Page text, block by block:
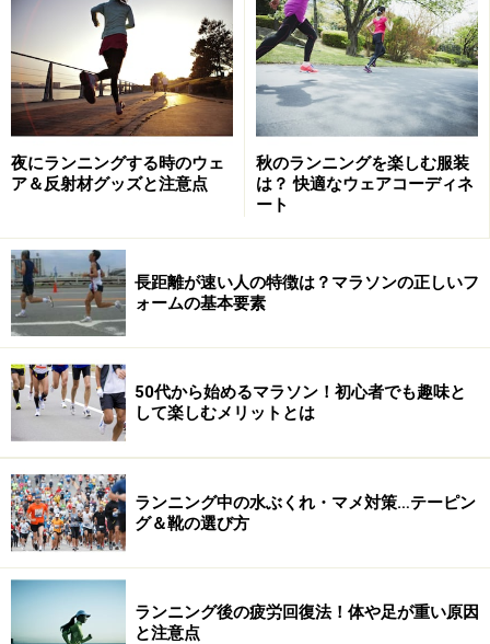
A・Hさんは47歳。ランニング暦は25年に達し、すでに
フルマラソンを27回完走しているベテランです。着々と
準備をすすめ、トレーニングも順調でしたが、３ヶ月前
から肉親の危篤状態が続き、大会２ヶ月前にお亡くなり
になったこともあり、走り込み期に十分に走りこめない
どころか、12月は100km余りしか走ることができません
でした。
そんなことで東京マラソンも完走が第一目標だったとの
こと。気楽な気持ちでの挑戦です。少しアドバンテージ
になったのは、コースを２回試走していたこと。ポイン
トになる35kmからのアップダウンがどのようなものかよ
くわかっていました。
当日の朝食はいつものようにスタート３時間前におにぎ
り３個。会場についてから１時間前に参加者にサービス
されたブースで、バナナ２本とパン１個を口に。
ウエアは、ランパン、ランシャツ、アームウォーマーに
雨風対策のビニール袋（用意していったが、主催者が配
ったビニール袋を使ったそう）、それに手袋が濡れるの
夜にランニングする時のウェ
ア＆反射材グッズと注意点
秋のランニングを楽しむ服装
は？ 快適なウェアコーディネ
ート
長距離が速い人の特徴は？マラソンの正しいフ
ォームの基本要素
50代から始めるマラソン！初心者でも趣味と
して楽しむメリットとは
ランニング中の水ぶくれ・マメ対策…テーピン
グ＆靴の選び方
ランニング後の疲労回復法！体や足が重い原因
と注意点